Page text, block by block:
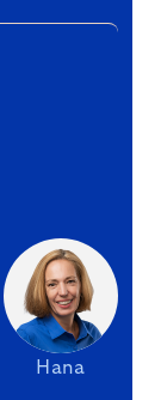
Hana